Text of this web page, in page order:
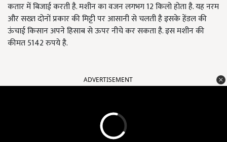
कतार में बिजाई करती है. मशीन का वजन लगभग 12 किलो होता है. यह नरम
और सख्त दोनों प्रकार की मिट्टी पर आसानी से चलती है इसके हेंडल की
ऊंचाई किसान अपने हिसाब से ऊपर नीचे कर सकता है. इस मशीन की
कीमत 5142 रुपये है.
ADVERTISEMENT